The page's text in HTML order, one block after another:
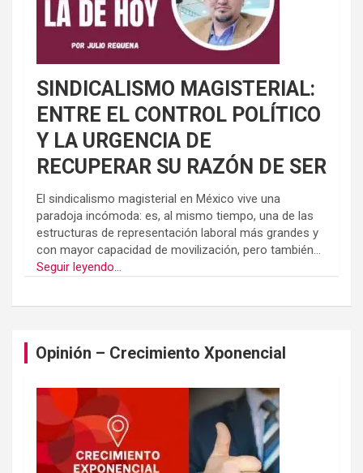
SINDICALISMO MAGISTERIAL:
ENTRE EL CONTROL POLÍTICO
Y LA URGENCIA DE
RECUPERAR SU RAZÓN DE SER
El sindicalismo magisterial en México vive una
paradoja incómoda: es, al mismo tiempo, una de las
estructuras de representación laboral más grandes y
con mayor capacidad de movilización, pero también...
Seguir leyendo...
Opinión – Crecimiento Xponencial